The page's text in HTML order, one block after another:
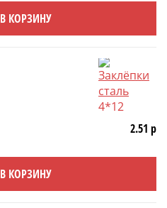
В КОРЗИНУ
2.51 р
В КОРЗИНУ